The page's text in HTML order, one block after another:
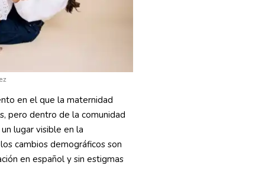
en el que la maternidad
pero dentro de la comunidad
lugar visible en la
cambios demográficos son
en español y sin estigmas